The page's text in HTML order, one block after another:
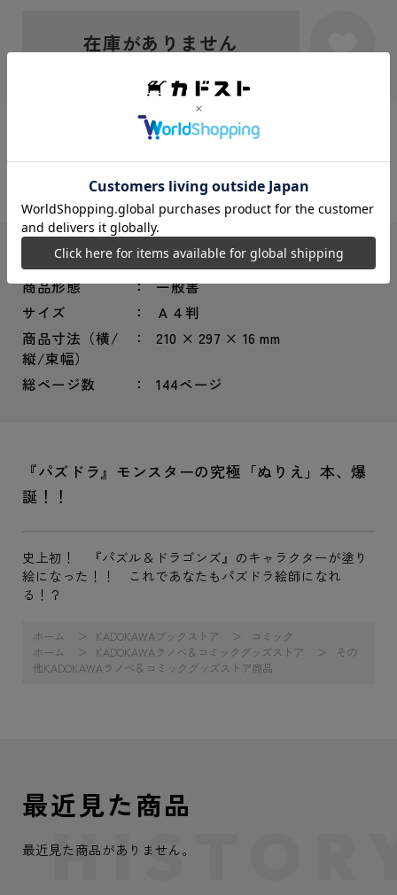
在庫がありません
ISBNコード
9784047331044
商品形態
一般書
サイズ
Ａ４判
商品寸法（横/
縦/束幅）
210 × 297 × 16 mm
総ページ数 144ページ
『パズドラ』モンスターの究極「ぬりえ」本、爆
誕！！
史上初！ 『パズル＆ドラゴンズ』のキャラクターが塗り
絵になった！！ これであなたもパズドラ絵師になれ
る！？
ホーム KADOKAWAブックストア
コミック
ホーム
KADOKAWAラノベ＆コミックグッズストア
その
他KADOKAWAラノベ＆コミックグッズストア商品
最近見た商品
最近見た商品がありません。